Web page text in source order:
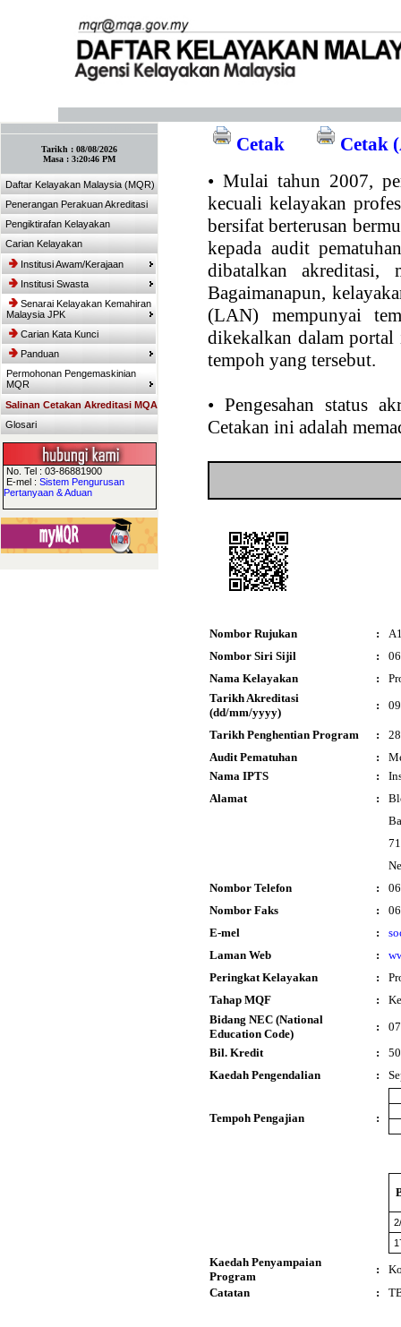
Tarikh : 08/08/2026
Masa : 3:20:46 PM
Daftar Kelayakan Malaysia (MQR)
Penerangan Perakuan Akreditasi
Pengiktirafan Kelayakan
Carian Kelayakan
Institusi Awam/Kerajaan
Institusi Swasta
Senarai Kelayakan Kemahiran
Malaysia JPK
Carian Kata Kunci
Panduan
Permohonan Pengemaskinian
MQR
Salinan Cetakan Akreditasi MQA
Glosari
No. Tel : 03-86881900
E-mel : Sistem Pengurusan
Pertanyaan & Aduan
Cetak
Cetak
• Mulai tahun 2007,
kecuali kelayakan
bersifat berterusan
kepada audit
dibatalkan akreditasi,
Bagaimanapun,
(LAN) mempunyai
dikekalkan dalam portal
tempoh yang tersebut.
• Pengesahan status
Cetakan ini adalah
Nombor Rujukan :
Nombor Siri Sijil
:
Nama Kelayakan
:
Tarikh Akreditasi
(dd/mm/yyyy)
:
Tarikh Penghentian Program :
Audit Pematuhan
:
Nama IPTS
:
Alamat
:
Nombor Telefon
:
Nombor Faks
:
E-mel
:
Laman Web
:
Peringkat Kelayakan
:
Tahap MQF
:
Bidang NEC (National
Education Code)
:
Bil. Kredit
:
50
Kaedah Pengendalian
:
Tempoh Pengajian :
Kaedah Penyampaian
Program
:
Catatan
: